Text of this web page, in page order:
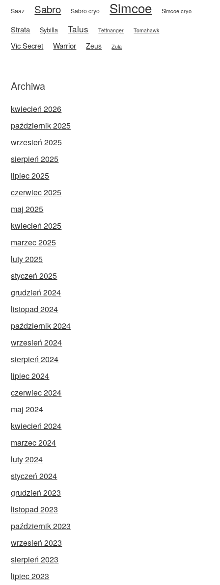
Saaz Sabro Sabro cryo Simcoe Simcoe cryo
Strata Sybilla Talus Tettnanger Tomahawk
Vic Secret Warrior Zeus Zula
Archiwa
kwiecień 2026
październik 2025
wrzesień 2025
sierpień 2025
lipiec 2025
czerwiec 2025
maj 2025
kwiecień 2025
marzec 2025
luty 2025
styczeń 2025
grudzień 2024
listopad 2024
październik 2024
wrzesień 2024
sierpień 2024
lipiec 2024
czerwiec 2024
maj 2024
kwiecień 2024
marzec 2024
luty 2024
styczeń 2024
grudzień 2023
listopad 2023
październik 2023
wrzesień 2023
sierpień 2023
lipiec 2023